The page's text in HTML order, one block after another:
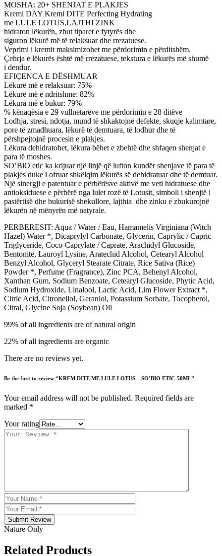
MOSHA: 20+ SHENJAT E PLAKJES
Kremi DAY Kremi DITE Perfecting Hydrating
me LULE LOTUS,LAJTHI ZINK
hidraton lëkurën, zbut tiparet e fytyrës dhe
siguron lëkurë më të relaksuar dhe rrezatuese.
Veprimi i kremit maksimizohet me përdorimin e përditshëm.
Çehrja e lëkurës është më rrezatuese, tekstura e lëkurës më shumë
i dendur.
EFIÇENCA E DËSHMUAR
Lëkurë më e relaksuar: 75%
Lëkurë më e ndritshme: 82%
Lëkura më e bukur: 79%
% kënaqësia e 29 vullnetarëve me përdorimin e 28 ditëve
Lodhja, stresi, ndotja, mund të shkaktojnë defekte, skuqje kalimtare,
pore të zmadhuara, lëkurë të demtuara, të lodhur dhe të
përshpejtojnë procesin e plakjes.
Lëkura dehidratohet, lëkura bëhet e zbehtë dhe shfaqen shenjat e
para të moshes.
SO’BiO etic ka krijuar një linjë që lufton kundër shenjave të para të
plakjes duke i ofruar shkëlqim lëkurës së dehidratuar dhe të demtuar.
Një sinergji e patentuar e përbërësve aktivë me veti hidratuese dhe
antioksiduese e përbërë nga lulet rozë të Lotusit, simboli i shenjtë i
pastërtisë dhe bukurisë shekullore, lajthia dhe zinku e zbukurojnë
lëkurën në mënyrën më natyrale.
PERBERESIT: Aqua / Water / Eau, Hamamelis Virginiana (Witch
Hazel) Water *, Dicaprylyl Carbonate, Glycerin, Caprylic / Capric
Triglyceride, Coco-Caprylate / Caprate, Arachidyl Glucoside,
Bentonite, Lauroyl Lysine, Aratechid Alcohol, Cetearyl Alcohol
Benzyl Alcohol, Glyceryl Stearate Citrate, Rice Sativa (Rice)
Powder *, Perfume (Fragrance), Zinc PCA, Behenyl Alcohol,
Xanthan Gum, Sodium Benzoate, Cetearyl Glucoside, Phytic Acid,
Sodium Hydroxide, Linalool, Lactic Acid, Lim Flower Extract *,
Citric Acid, Citronellol, Geraniol, Potassium Sorbate, Tocopherol,
Citral, Glycine Soja (Soybean) Oil
99% of all ingredients are of natural origin
22% of all ingredients are organic
There are no reviews yet.
Be the first to review “KREM DITE ME LULE LOTUS – SO’BIO ETIC-50ML”
Your email address will not be published. Required fields are
marked *
Your rating
Submit Review
Nature Only
Related Products